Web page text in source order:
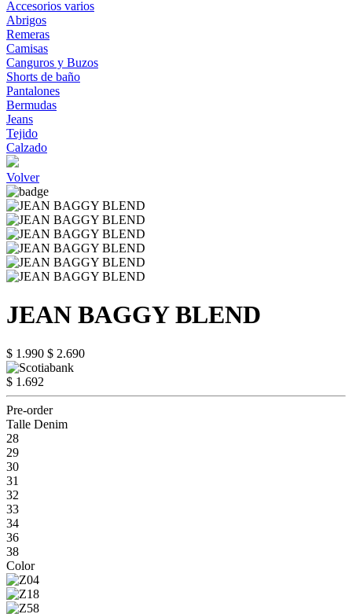
Accesorios varios
Abrigos
Remeras
Camisas
Canguros y Buzos
Shorts de baño
Pantalones
Bermudas
Jeans
Tejido
Calzado
Volver
JEAN BAGGY BLEND
$ 1.990 $ 2.690
$ 1.692
Pre-order
Talle Denim
28
29
30
31
32
33
34
36
38
Color